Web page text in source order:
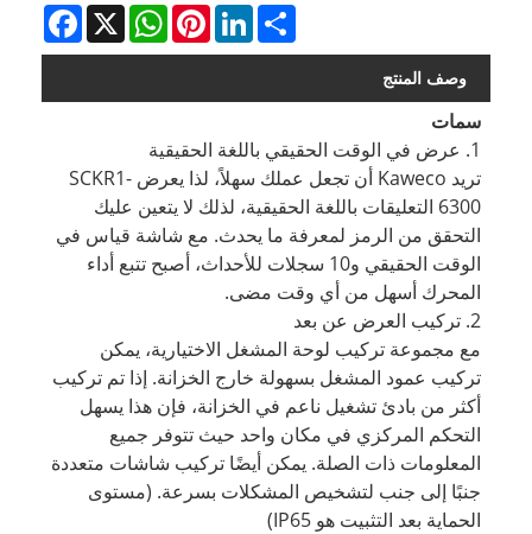
Facebook X
WhatsAppPinterestLinkedInShare
وصف المنتج
سمات
1. عرض في الوقت الحقيقي باللغة الحقيقية
تريد Kaweco أن تجعل عملك سهلاً، لذا يعرض SCKR1-
6300 التعليقات باللغة الحقيقية، لذلك لا يتعين عليك
التحقق من الرمز لمعرفة ما يحدث. مع شاشة قياس في
الوقت الحقيقي و10 سجلات للأحداث، أصبح تتبع أداء
المحرك أسهل من أي وقت مضى.
2. تركيب العرض عن بعد
مع مجموعة تركيب لوحة المشغل الاختيارية، يمكن
تركيب عمود المشغل بسهولة خارج الخزانة. إذا تم تركيب
أكثر من بادئ تشغيل ناعم في الخزانة، فإن هذا يسهل
التحكم المركزي في مكان واحد حيث تتوفر جميع
المعلومات ذات الصلة. يمكن أيضًا تركيب شاشات متعددة
جنبًا إلى جنب لتشخيص المشكلات بسرعة. (مستوى
الحماية بعد التثبيت هو IP65)